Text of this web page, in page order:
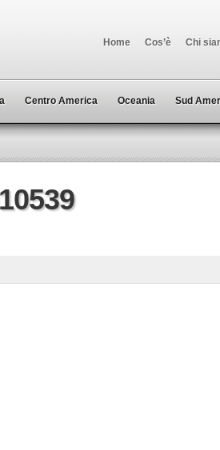
Home Cos’è Chi
Centro America Oceania Sud